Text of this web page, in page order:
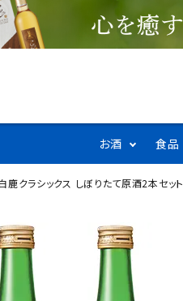
お酒 食品
鹿クラシックス しぼりたて原酒2本セット